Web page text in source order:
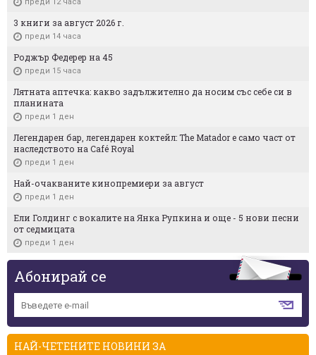
преди 12 часа
3 книги за август 2026 г.
преди 14 часа
Роджър Федерер на 45
преди 15 часа
Лятната аптечка: какво задължително да носим със себе си в
планината
преди 1 ден
Легендарен бар, легендарен коктейл: The Matador е само част от
наследството на Café Royal
преди 1 ден
Най-очакваните кинопремиери за август
преди 1 ден
Ели Голдинг с вокалите на Янка Рупкина и още - 5 нови песни
от седмицата
преди 1 ден
Абонирай се
НАЙ-ЧЕТЕНИТЕ НОВИНИ ЗА